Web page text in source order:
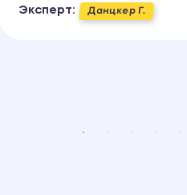
Эксперт: Данцкер Г.